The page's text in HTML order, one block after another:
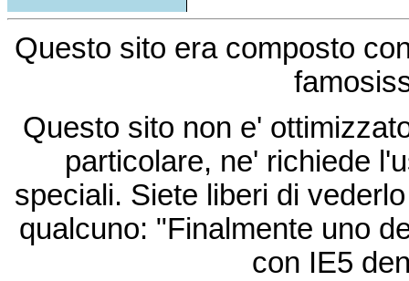
Questo sito era composto
Questo sito non e'
particolare, ne' richiede
speciali. Siete liberi di
qualcuno: "Finalmente uno
con IE5